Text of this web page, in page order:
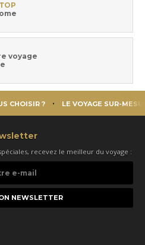
TOP
voyage
CHOISIR ? LE VOYAGE SUR-
recevez le meilleur du voyage :